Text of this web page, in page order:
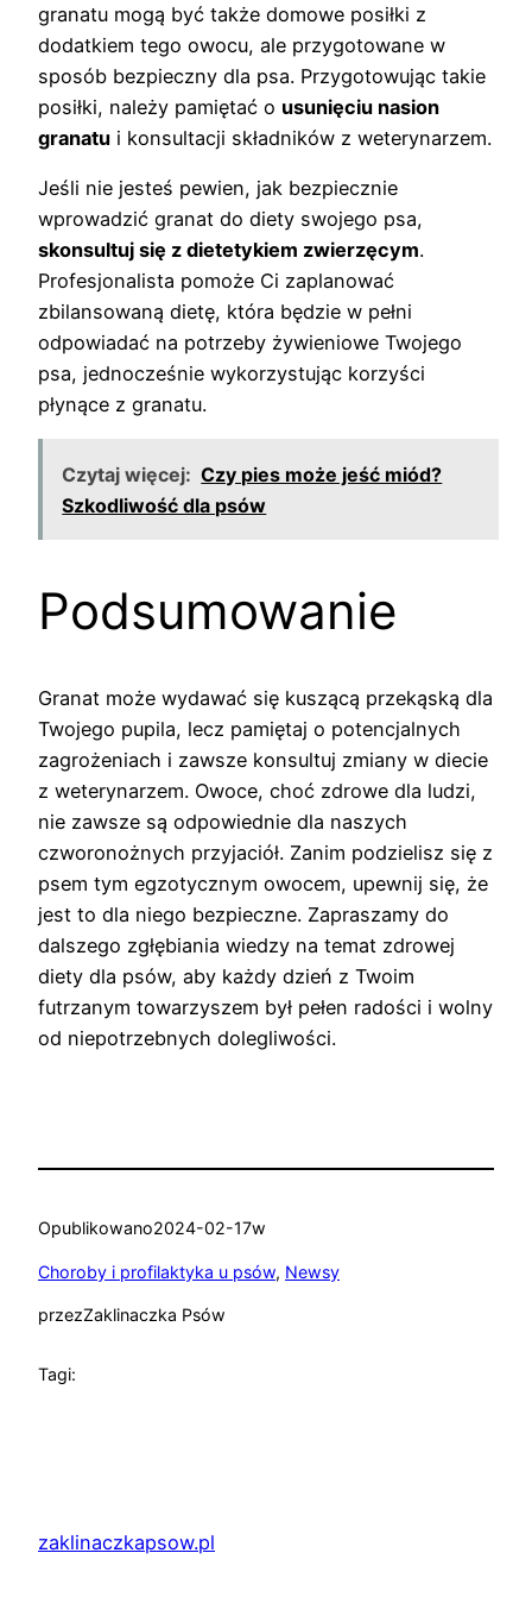
granatu mogą być także domowe posiłki z
dodatkiem tego owocu, ale przygotowane w
sposób bezpieczny dla psa. Przygotowując takie
posiłki, należy pamiętać o usunięciu nasion
granatu i konsultacji składników z weterynarzem.
Jeśli nie jesteś pewien, jak bezpiecznie
wprowadzić granat do diety swojego psa,
skonsultuj się z dietetykiem zwierzęcym.
Profesjonalista pomoże Ci zaplanować
zbilansowaną dietę, która będzie w pełni
odpowiadać na potrzeby żywieniowe Twojego
psa, jednocześnie wykorzystując korzyści
płynące z granatu.
Czytaj więcej: Czy pies może jeść miód?
Szkodliwość dla psów
Podsumowanie
Granat może wydawać się kuszącą przekąską dla
Twojego pupila, lecz pamiętaj o potencjalnych
zagrożeniach i zawsze konsultuj zmiany w diecie
z weterynarzem. Owoce, choć zdrowe dla ludzi,
nie zawsze są odpowiednie dla naszych
czworonożnych przyjaciół. Zanim podzielisz się z
psem tym egzotycznym owocem, upewnij się, że
jest to dla niego bezpieczne. Zapraszamy do
dalszego zgłębiania wiedzy na temat zdrowej
diety dla psów, aby każdy dzień z Twoim
futrzanym towarzyszem był pełen radości i wolny
od niepotrzebnych dolegliwości.
Opublikowano2024-02-17w
Choroby i profilaktyka u psów, Newsy
przezZaklinaczka Psów
Tagi:
zaklinaczkapsow.pl